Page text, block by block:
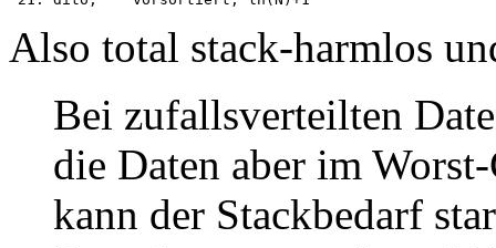
Also total stack-harmlos
Bei zufallsverteilten
die Daten aber im
kann der Stackbedarf